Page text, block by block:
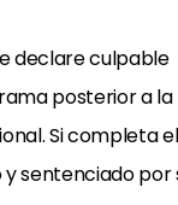
declare culpable
posterior a la
Si completa el
sentenciado por